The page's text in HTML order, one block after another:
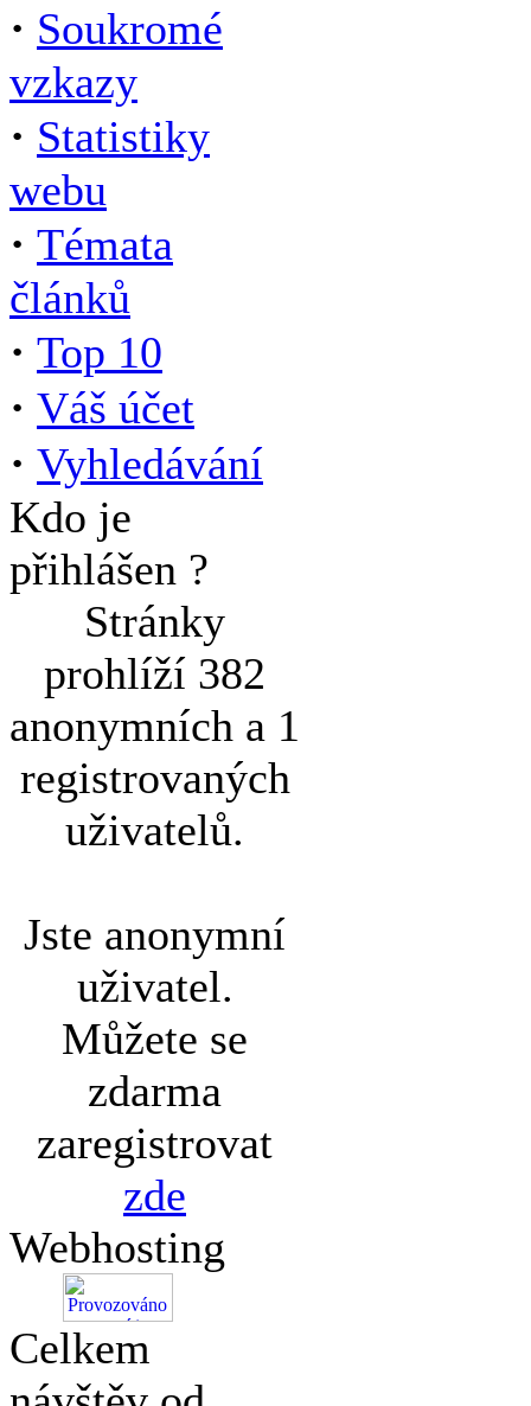
· Soukromé
vzkazy
· Statistiky
webu
· Témata
článků
· Top 10
· Váš účet
· Vyhledávání
Kdo je
přihlášen ?
Stránky
prohlíží 382
anonymních a 1
registrovaných
uživatelů.
Jste anonymní
uživatel.
Můžete se
zdarma
zaregistrovat
zde
Webhosting
Celkem